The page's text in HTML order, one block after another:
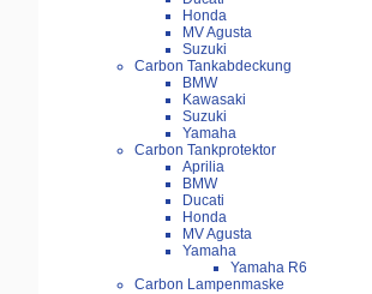
Honda
MV Agusta
Suzuki
Carbon Tankabdeckung
BMW
Kawasaki
Suzuki
Yamaha
Carbon Tankprotektor
Aprilia
BMW
Ducati
Honda
MV Agusta
Yamaha
Yamaha R6
Carbon Lampenmaske